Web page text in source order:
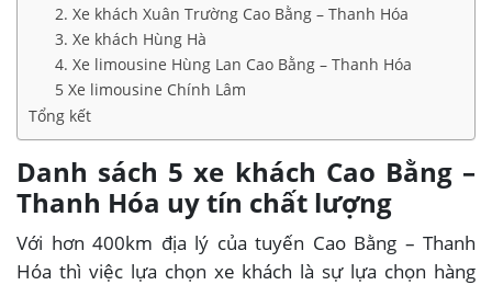
2. Xe khách Xuân Trường Cao Bằng – Thanh Hóa
3. Xe khách Hùng Hà
4. Xe limousine Hùng Lan Cao Bằng – Thanh Hóa
5 Xe limousine Chính Lâm
Tổng kết
Danh sách 5 xe khách Cao Bằng –
Thanh Hóa uy tín chất lượng
Với hơn 400km địa lý của tuyến Cao Bằng – Thanh
Hóa thì việc lựa chọn xe khách là sự lựa chọn hàng